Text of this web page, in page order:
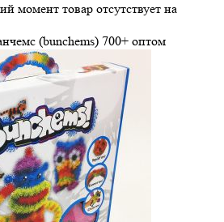
момент товар отсутствует на
(bunchems) 700+ оптом